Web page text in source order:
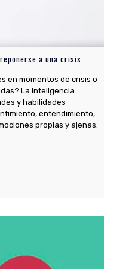
a una crisis
en momentos de crisis o
La inteligencia
y habilidades
entendimiento,
propias y ajenas.